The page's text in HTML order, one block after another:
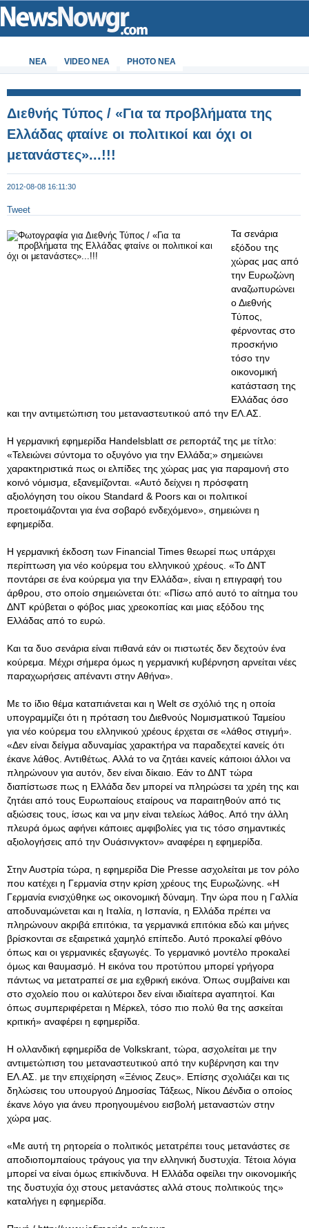
ΝΕΑ VIDEO NEA PHOTO NEA
Διεθνής Τύπος / «Για τα προβλήματα της
Ελλάδας φταίνε οι πολιτικοί και όχι οι
μετανάστες»...!!!
2012-08-08 16:11:30
Tweet
Τα σενάρια
εξόδου της
χώρας μας από
την Ευρωζώνη
αναζωπυρώνει
ο Διεθνής
Τύπος,
φέρνοντας στο
προσκήνιο
τόσο την
οικονομική
κατάσταση της
Ελλάδας όσο
και την αντιμετώπιση του μεταναστευτικού από την ΕΛ.ΑΣ.
Η γερμανική εφημερίδα Handelsblatt σε ρεπορτάζ της με τίτλο:
«Τελειώνει σύντομα το οξυγόνο για την Ελλάδα;» σημειώνει
χαρακτηριστικά πως οι ελπίδες της χώρας μας για παραμονή στο
κοινό νόμισμα, εξανεμίζονται. «Αυτό δείχνει η πρόσφατη
αξιολόγηση του οίκου Standard & Poors και οι πολιτικοί
προετοιμάζονται για ένα σοβαρό ενδεχόμενο», σημειώνει η
εφημερίδα.
Η γερμανική έκδοση των Financial Times θεωρεί πως υπάρχει
περίπτωση για νέο κούρεμα του ελληνικού χρέους. «Το ΔΝΤ
ποντάρει σε ένα κούρεμα για την Ελλάδα», είναι η επιγραφή του
άρθρου, στο οποίο σημειώνεται ότι: «Πίσω από αυτό το αίτημα του
ΔΝΤ κρύβεται ο φόβος μιας χρεοκοπίας και μιας εξόδου της
Ελλάδας από το ευρώ.
Και τα δυο σενάρια είναι πιθανά εάν οι πιστωτές δεν δεχτούν ένα
κούρεμα. Μέχρι σήμερα όμως η γερμανική κυβέρνηση αρνείται νέες
παραχωρήσεις απέναντι στην Αθήνα».
Με το ίδιο θέμα καταπιάνεται και η Welt σε σχόλιό της η οποία
υπογραμμίζει ότι η πρόταση του Διεθνούς Νομισματικού Ταμείου
για νέο κούρεμα του ελληνικού χρέους έρχεται σε «λάθος στιγμή».
«Δεν είναι δείγμα αδυναμίας χαρακτήρα να παραδεχτεί κανείς ότι
έκανε λάθος. Αντιθέτως. Αλλά τo να ζητάει κανείς κάποιοι άλλοι να
πληρώνουν για αυτόν, δεν είναι δίκαιο. Εάν το ΔΝΤ τώρα
διαπίστωσε πως η Ελλάδα δεν μπορεί να πληρώσει τα χρέη της και
ζητάει από τους Ευρωπαίους εταίρους να παραιτηθούν από τις
αξιώσεις τους, ίσως και να μην είναι τελείως λάθος. Από την άλλη
πλευρά όμως αφήνει κάποιες αμφιβολίες για τις τόσο σημαντικές
αξιολογήσεις από την Ουάσινγκτον» αναφέρει η εφημερίδα.
Στην Αυστρία τώρα, η εφημερίδα Die Presse ασχολείται με τον ρόλο
που κατέχει η Γερμανία στην κρίση χρέους της Ευρωζώνης. «Η
Γερμανία ενισχύθηκε ως οικονομική δύναμη. Την ώρα που η Γαλλία
αποδυναμώνεται και η Ιταλία, η Ισπανία, η Ελλάδα πρέπει να
πληρώνουν ακριβά επιτόκια, τα γερμανικά επιτόκια εδώ και μήνες
βρίσκονται σε εξαιρετικά χαμηλό επίπεδο. Αυτό προκαλεί φθόνο
όπως και οι γερμανικές εξαγωγές. Το γερμανικό μοντέλο προκαλεί
όμως και θαυμασμό. Η εικόνα του προτύπου μπορεί γρήγορα
πάντως να μετατραπεί σε μια εχθρική εικόνα. Όπως συμβαίνει και
στο σχολείο που οι καλύτεροι δεν είναι ιδιαίτερα αγαπητοί. Και
όπως συμπεριφέρεται η Μέρκελ, τόσο πιο πολύ θα της ασκείται
κριτική» αναφέρει η εφημερίδα.
Η ολλανδική εφημερίδα de Volkskrant, τώρα, ασχολείται με την
αντιμετώπιση του μεταναστευτικού από την κυβέρνηση και την
ΕΛ.ΑΣ. με την επιχείρηση «Ξένιος Ζευς». Επίσης σχολιάζει και τις
δηλώσεις του υπουργού Δημοσίας Τάξεως, Νίκου Δένδια ο οποίος
έκανε λόγο για άνευ προηγουμένου εισβολή μεταναστών στην
χώρα μας.
«Με αυτή τη ρητορεία ο πολιτικός μετατρέπει τους μετανάστες σε
αποδιοπομπαίους τράγους για την ελληνική δυστυχία. Τέτοια λόγια
μπορεί να είναι όμως επικίνδυνα. Η Ελλάδα οφείλει την οικονομικής
της δυστυχία όχι στους μετανάστες αλλά στους πολιτικούς της»
καταλήγει η εφημερίδα.